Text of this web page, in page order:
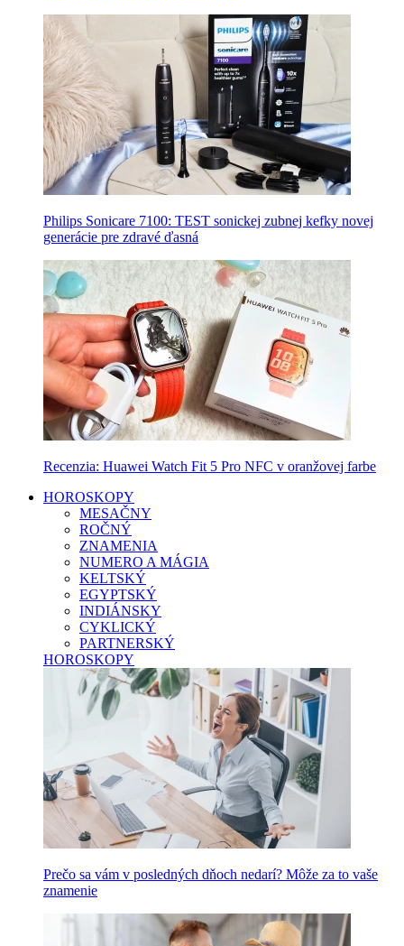
Philips Sonicare 7100: TEST sonickej zubnej kefky novej
generácie pre zdravé ďasná
Recenzia: Huawei Watch Fit 5 Pro NFC v oranžovej farbe
HOROSKOPY
MESAČNY
ROČNÝ
ZNAMENIA
NUMERO A MÁGIA
KELTSKÝ
EGYPTSKÝ
INDIÁNSKY
CYKLICKÝ
PARTNERSKÝ
HOROSKOPY
Prečo sa vám v posledných dňoch nedarí? Môže za to vaše
znamenie